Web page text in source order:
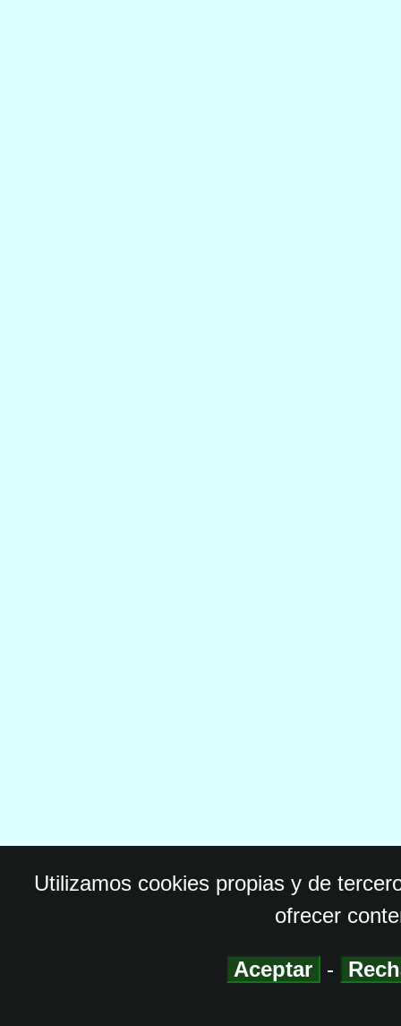
Utilizamos cookies propias y de
ofrecer
Aceptar -